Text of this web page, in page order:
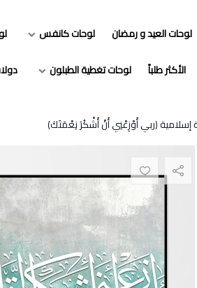
لوحات العيد و رمضان لوحات كانفس
الأكثر طلباً لوحات تغطية الطبلون
إسلامية (ربي أَوْزِعْنِي أَنْ أَشْكُرَ نِعْمَتَكَ)